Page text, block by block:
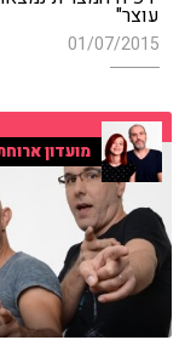
עוצר"
01/07/2015
מועדון